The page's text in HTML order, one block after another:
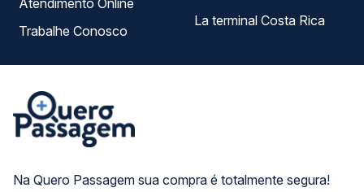
Na Quero Passagem sua compra é totalmente segura!
Atendimento Online
Trabalhe Conosco
La terminal Costa Rica